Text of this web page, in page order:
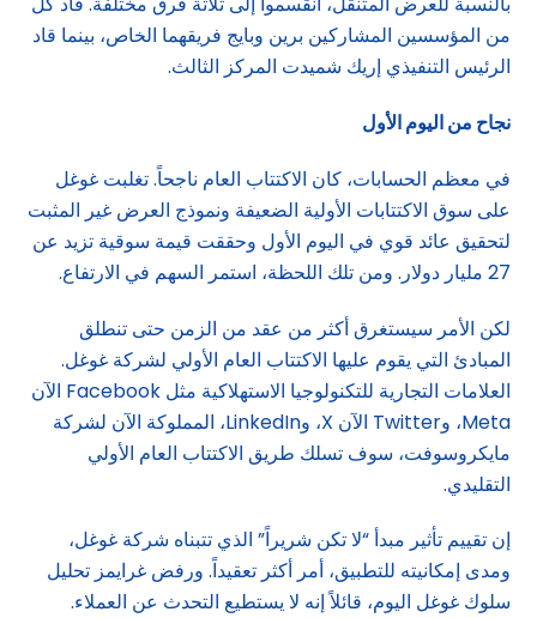
من المؤسسين المشاركين برين وبايج فريقهما الخاص، بينما قاد
الرئيس التنفيذي إريك شميدت المركز الثالث.
نجاح من اليوم الأول
في معظم الحسابات، كان الاكتتاب العام ناجحاً. تغلبت غوغل
على سوق الاكتتابات الأولية الضعيفة ونموذج العرض غير المثبت
لتحقيق عائد قوي في اليوم الأول وحققت قيمة سوقية تزيد عن
27 مليار دولار. ومن تلك اللحظة، استمر السهم في الارتفاع.
لكن الأمر سيستغرق أكثر من عقد من الزمن حتى تنطلق
المبادئ التي يقوم عليها الاكتتاب العام الأولي لشركة غوغل.
العلامات التجارية للتكنولوجيا الاستهلاكية مثل Facebook الآن
Meta، وTwitter الآن X، وLinkedIn، المملوكة الآن لشركة
مايكروسوفت، سوف تسلك طريق الاكتتاب العام الأولي
التقليدي.
إن تقييم تأثير مبدأ “لا تكن شريراً” الذي تتبناه شركة غوغل،
ومدى إمكانيته للتطبيق، أمر أكثر تعقيداً. ورفض غرايمز تحليل
سلوك غوغل اليوم، قائلاً إنه لا يستطيع التحدث عن العملاء.